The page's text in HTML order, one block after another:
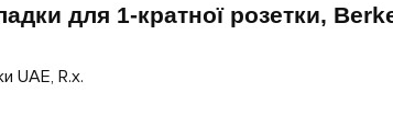
для 1-кратної розетки,
UAE, R.х.